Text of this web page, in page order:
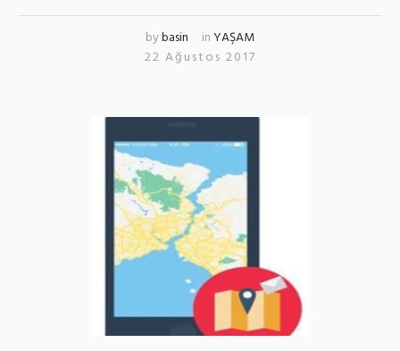
bybasin inYAŞAM
22 Ağustos 2017